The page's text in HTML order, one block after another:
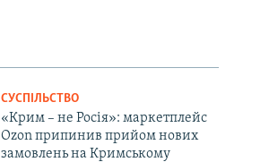
СУСПІЛЬСТВО
«Крим – не Росія»: маркетплейс
Ozon припинив прийом нових
замовлень на Кримському